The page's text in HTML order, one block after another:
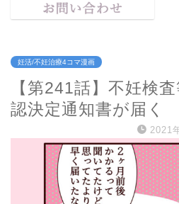
妊活/不妊治療4コマ漫画
【第241話】不妊検
認決定通知書が届く
2021